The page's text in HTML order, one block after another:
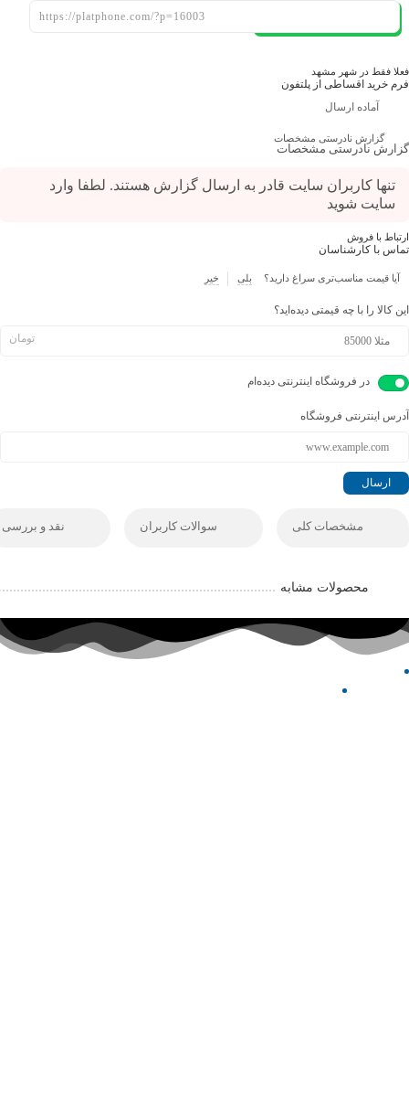
فعلا فقط در شهر مشهد
فرم خرید اقساطی از پلتفون
آماده ارسال
گزارش نادرستی مشخصات
گزارش نادرستی مشخصات
تنها کاربران سایت قادر به ارسال گزارش هستند. لطفا وارد
سایت شوید
ارتباط با فروش
تماس با کارشناسان
آیا قیمت مناسب‌تری سراغ دارید؟ بلی خیر
این کالا را با چه قیمتی دیده‌اید؟
تومان
در فروشگاه اینترنتی دیده‌ام
آدرس اینترنتی فروشگاه
مشخصات کلی سوالات کاربران نقد و بررسی
محصولات مشابه